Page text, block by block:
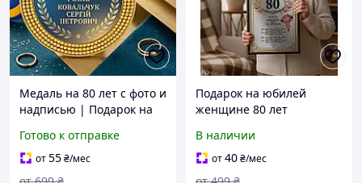
Медаль на 80 лет с фото и
надписью | Подарок на
дедушка, маме, папе
Готово к отправке
от55₴/мес
Подарок на юбилей
женщине 80 лет
В наличии
от40₴/мес